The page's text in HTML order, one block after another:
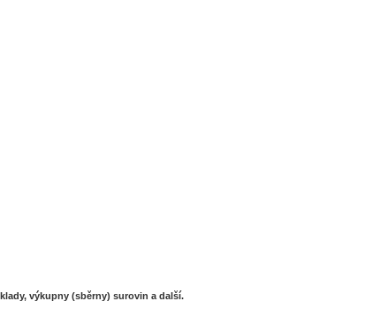
výkupny (sběrny) surovin a další.